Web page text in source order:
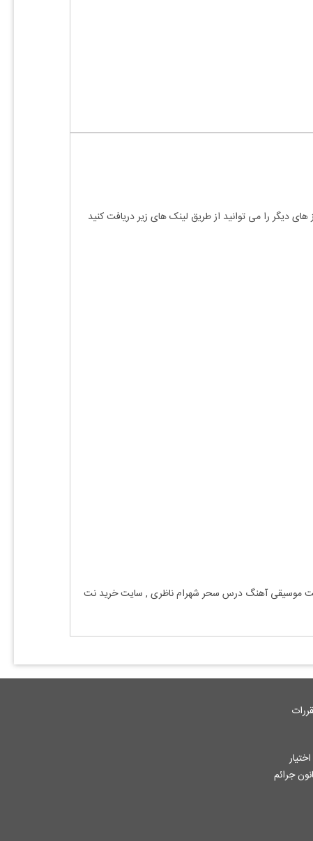
های دیگر را می توانید از طریق لینک های زیر دریافت کنید
نت موسیقی آهنگ درس سحر شهرام ناظری , سایت خرید نت
از آثار ثبت شده به هر نحوی طبق ماده 12 فصل سوم قانون جرائم